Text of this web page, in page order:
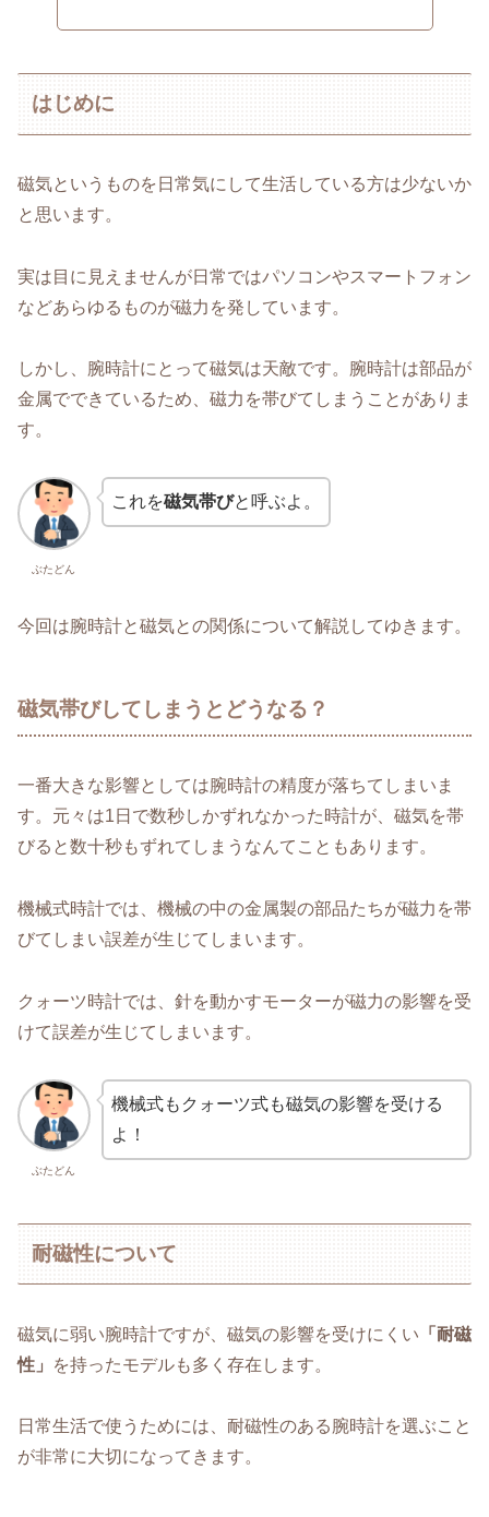
はじめに
磁気というものを日常気にして生活している方は少ないか
と思います。
実は目に見えませんが日常ではパソコンやスマートフォン
などあらゆるものが磁力を発しています。
しかし、腕時計にとって磁気は天敵です。腕時計は部品が
金属でできているため、磁力を帯びてしまうことがありま
す。
ぶたどん
これを磁気帯びと呼ぶよ。
今回は腕時計と磁気との関係について解説してゆきます。
磁気帯びしてしまうとどうなる？
一番大きな影響としては腕時計の精度が落ちてしまいま
す。元々は1日で数秒しかずれなかった時計が、磁気を帯
びると数十秒もずれてしまうなんてこともあります。
機械式時計では、機械の中の金属製の部品たちが磁力を帯
びてしまい誤差が生じてしまいます。
クォーツ時計では、針を動かすモーターが磁力の影響を受
けて誤差が生じてしまいます。
ぶたどん
機械式もクォーツ式も磁気の影響を受ける
よ！
耐磁性について
磁気に弱い腕時計ですが、磁気の影響を受けにくい 「耐磁
性」
を持ったモデルも多く存在します。
日常生活で使うためには、耐磁性のある腕時計を選ぶこと
が非常に大切になってきます。